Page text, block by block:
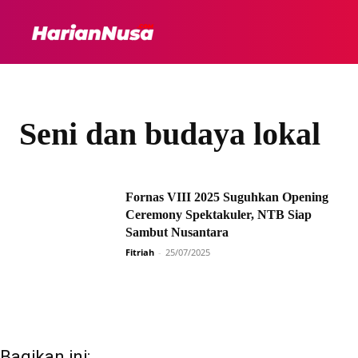
Seni dan budaya lokal
Fornas VIII 2025 Suguhkan Opening
Ceremony Spektakuler, NTB Siap
Sambut Nusantara
Fitriah - 25/07/2025